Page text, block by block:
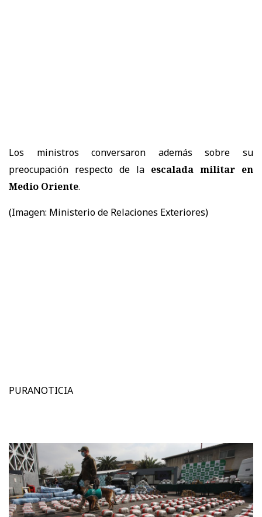
Los ministros conversaron además sobre su
preocupación respecto de la escalada militar en
Medio Oriente.
(Imagen: Ministerio de Relaciones Exteriores)
PURANOTICIA